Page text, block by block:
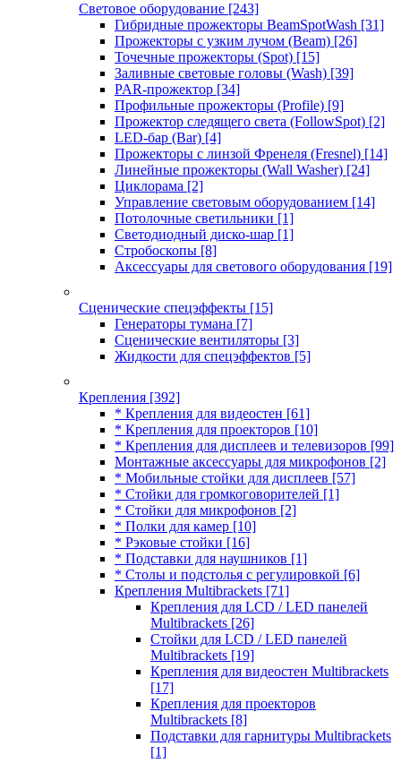
Световое оборудование [243]
Гибридные прожекторы BeamSpotWash [31]
Прожекторы с узким лучом (Beam) [26]
Точечные прожекторы (Spot) [15]
Заливные световые головы (Wash) [39]
PAR-прожектор [34]
Профильные прожекторы (Profile) [9]
Прожектор следящего света (FollowSpot) [2]
LED-бар (Bar) [4]
Прожекторы с линзой Френеля (Fresnel) [14]
Линейные прожекторы (Wall Washer) [24]
Циклорама [2]
Управление световым оборудованием [14]
Потолочные светильники [1]
Светодиодный диско-шар [1]
Стробоскопы [8]
Аксессуары для светового оборудования [19]
Сценические спецэффекты [15]
Генераторы тумана [7]
Сценические вентиляторы [3]
Жидкости для спецэффектов [5]
Крепления [392]
* Крепления для видеостен [61]
* Крепления для проекторов [10]
* Крепления для дисплеев и телевизоров [99]
Монтажные аксессуары для микрофонов [2]
* Мобильные стойки для дисплеев [57]
* Стойки для громкоговорителей [1]
* Стойки для микрофонов [2]
* Полки для камер [10]
* Рэковые стойки [16]
* Подставки для наушников [1]
* Столы и подстолья с регулировкой [6]
Крепления Multibrackets [71]
Крепления для LCD / LED панелей
Multibrackets [26]
Стойки для LCD / LED панелей
Multibrackets [19]
Крепления для видеостен Multibrackets
[17]
Крепления для проекторов
Multibrackets [8]
Подставки для гарнитуры Multibrackets
[1]